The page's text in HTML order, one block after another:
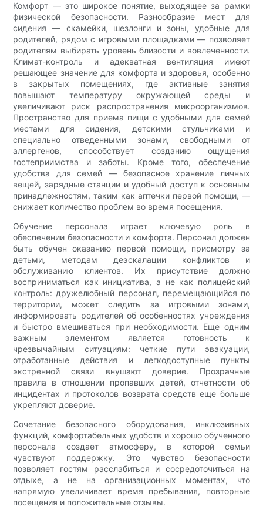
Комфорт — это широкое понятие, выходящее за рамки
физической безопасности. Разнообразие мест для
сидения — скамейки, шезлонги и зоны, удобные для
родителей, рядом с игровыми площадками — позволяет
родителям выбирать уровень близости и вовлеченности.
Климат-контроль и адекватная вентиляция имеют
решающее значение для комфорта и здоровья, особенно
в закрытых помещениях, где активные занятия
повышают температуру окружающей среды и
увеличивают риск распространения микроорганизмов.
Пространство для приема пищи с удобными для семей
местами для сидения, детскими стульчиками и
специально отведенными зонами, свободными от
аллергенов, способствует созданию ощущения
гостеприимства и заботы. Кроме того, обеспечение
удобства для семей — безопасное хранение личных
вещей, зарядные станции и удобный доступ к основным
принадлежностям, таким как аптечки первой помощи, —
снижает количество проблем во время посещения.
Обучение персонала играет ключевую роль в
обеспечении безопасности и комфорта. Персонал должен
быть обучен оказанию первой помощи, присмотру за
детьми, методам деэскалации конфликтов и
обслуживанию клиентов. Их присутствие должно
восприниматься как инициатива, а не как полицейский
контроль: дружелюбный персонал, перемещающийся по
территории, может следить за игровыми зонами,
информировать родителей об особенностях учреждения
и быстро вмешиваться при необходимости. Еще одним
важным элементом является готовность к
чрезвычайным ситуациям: четкие пути эвакуации,
отработанные действия и легкодоступные пункты
экстренной связи внушают доверие. Прозрачные
правила в отношении пропавших детей, отчетности об
инцидентах и ​​протоколов возврата средств еще больше
укрепляют доверие.
Сочетание безопасного оборудования, инклюзивных
функций, комфортабельных удобств и хорошо обученного
персонала создает атмосферу, в которой семьи
чувствуют поддержку. Это чувство безопасности
позволяет гостям расслабиться и сосредоточиться на
отдыхе, а не на организационных моментах, что
напрямую увеличивает время пребывания, повторные
посещения и положительные отзывы.